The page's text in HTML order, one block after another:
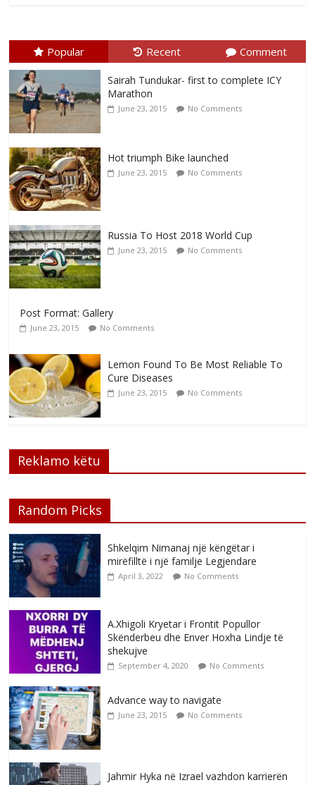
Popular Recent Comment
Sairah Tundukar- first to complete ICY
Marathon
June 23, 2015 No Comments
Hot triumph Bike launched
June 23, 2015 No Comments
Russia To Host 2018 World Cup
June 23, 2015 No Comments
Post Format: Gallery
June 23, 2015 No Comments
Lemon Found To Be Most Reliable To
Cure Diseases
June 23, 2015 No Comments
Reklamo këtu
Random Picks
Shkelqim Nimanaj një këngëtar i
mirëfilltë i një familje Legjendare
April 3, 2022 No Comments
A.Xhigoli Kryetar i Frontit Popullor
Skënderbeu dhe Enver Hoxha Lindje të
shekujve
September 4, 2020 No Comments
Advance way to navigate
June 23, 2015 No Comments
Jahmir Hyka në Izrael vazhdon karrierën